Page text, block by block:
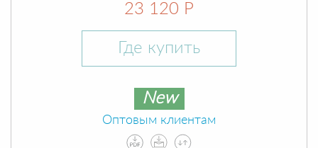
23 120 Р
Где купить
New
Оптовым клиентам